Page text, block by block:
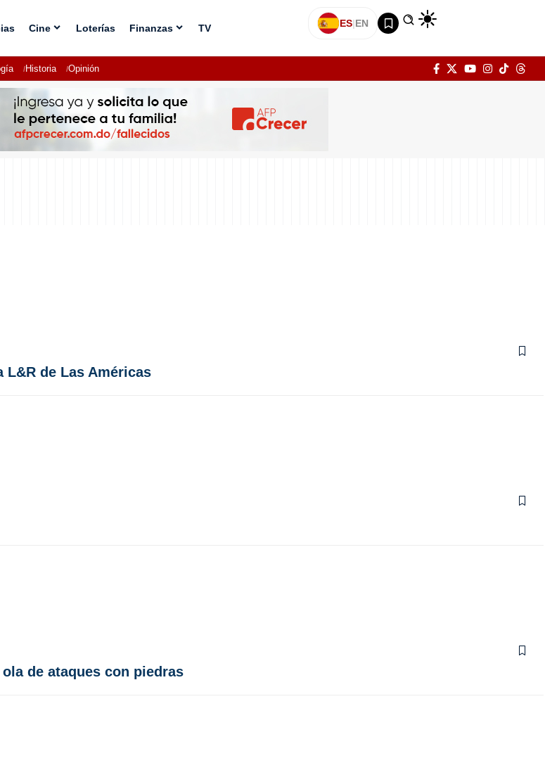
Cine Loterías Finanzas TV ES|EN
Historia Opinión
L&R de Las Américas
de ataques con piedras